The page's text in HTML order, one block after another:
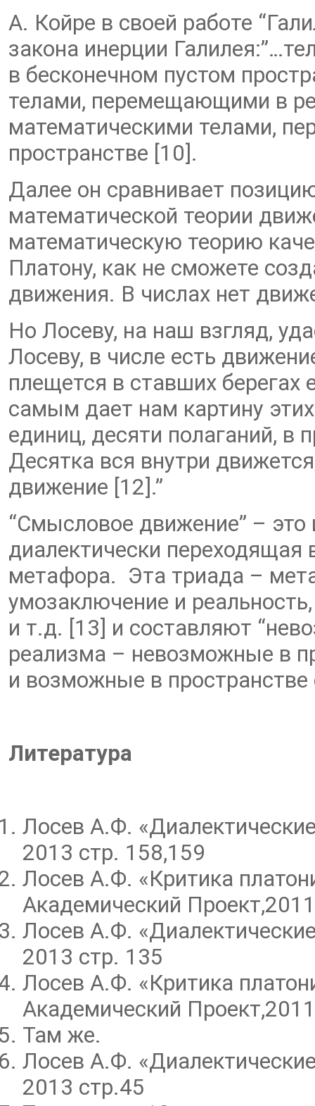
А. Койре в своей работе
закона инерции
в бесконечном пустом
телами, перемещающими в
математическими телами,
пространстве [10].
Далее он сравнивает
математической теории
математическую теорию
Платону, как не сможете
движения. В числах нет
Но Лосеву, на наш взгляд,
Лосеву, в числе есть
плещется в ставших берегах
самым дает нам картину
единиц, десяти полаганий, в
Десятка вся внутри
движение [12].”
“Смысловое движение” –
диалектически переходящая
метафора. Эта триада –
умозаключение и
и т.д. [13] и составляют
реализма – невозможные в
и возможные в
Литература
Лосев А.Ф.
2013 стр. 158,159
Лосев А.Ф. «Критика
Академический
Лосев А.Ф.
2013 стр. 135
Лосев А.Ф. «Критика
Академический
Там же.
Лосев А.Ф.
2013 стр.45